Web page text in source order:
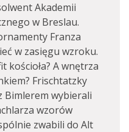
Akademii
w Breslau.
Franza
w zasięgu wzroku.
kościoła? A wnętrza
Frischtatzky
Bimlerem wybierali
wzorów
zwabili do Alt